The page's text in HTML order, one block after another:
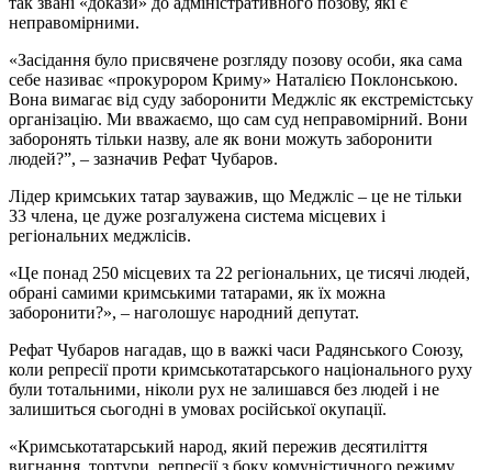
неправомірними.
«Засідання було присвячене розгляду позову особи, яка сама
себе називає «прокурором Криму» Наталією Поклонською.
Вона вимагає від суду заборонити Меджліс як екстремістську
організацію. Ми вважаємо, що сам суд неправомірний. Вони
заборонять тільки назву, але як вони можуть заборонити
людей?”, – зазначив Рефат Чубаров.
Лідер кримських татар зауважив, що Меджліс – це не тільки
33 члена, це дуже розгалужена система місцевих і
регіональних меджлісів.
«Це понад 250 місцевих та 22 регіональних, це тисячі людей,
обрані самими кримськими татарами, як їх можна
заборонити?», – наголошує народний депутат.
Рефат Чубаров нагадав, що в важкі часи Радянського Союзу,
коли репресії проти кримськотатарського національного руху
були тотальними, ніколи рух не залишався без людей і не
залишиться сьогодні в умовах російської окупації.
«Кримськотатарський народ, який пережив десятиліття